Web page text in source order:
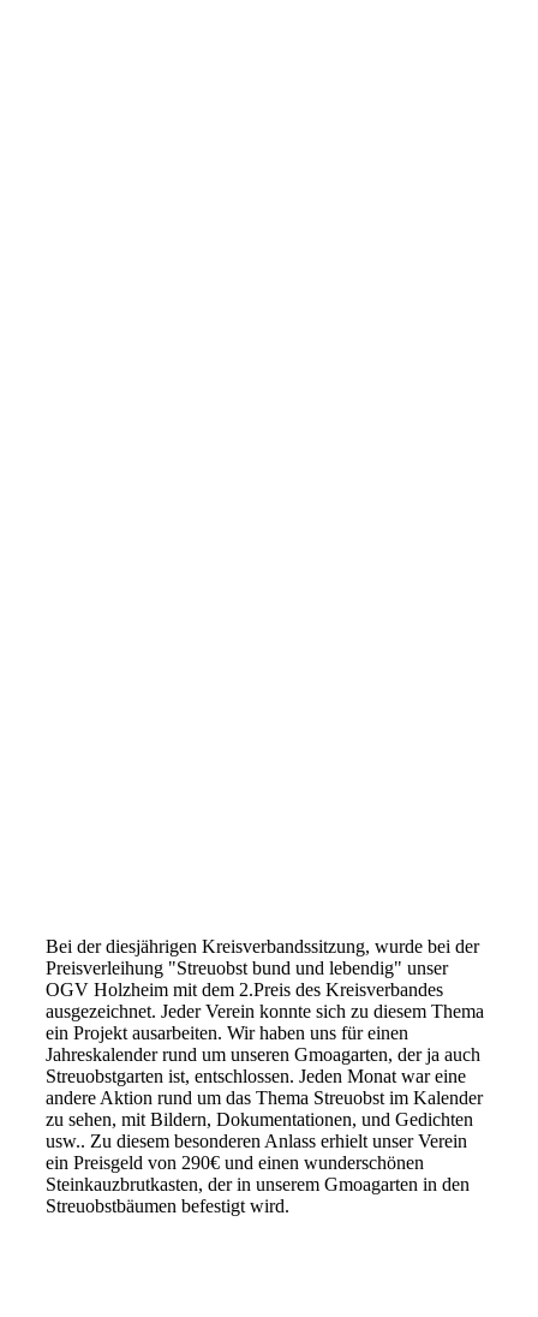
Bei der diesjährigen Kreisverbandssitzung, wurde bei der
Preisverleihung "Streuobst bund und lebendig" unser
OGV Holzheim mit dem 2.Preis des Kreisverbandes
ausgezeichnet. Jeder Verein konnte sich zu diesem Thema
ein Projekt ausarbeiten. Wir haben uns für einen
Jahreskalender rund um unseren Gmoagarten, der ja auch
Streuobstgarten ist, entschlossen. Jeden Monat war eine
andere Aktion rund um das Thema Streuobst im Kalender
zu sehen, mit Bildern, Dokumentationen, und Gedichten
usw.. Zu diesem besonderen Anlass erhielt unser Verein
ein Preisgeld von 290€ und einen wunderschönen
Steinkauzbrutkasten, der in unserem Gmoagarten in den
Streuobstbäumen befestigt wird.